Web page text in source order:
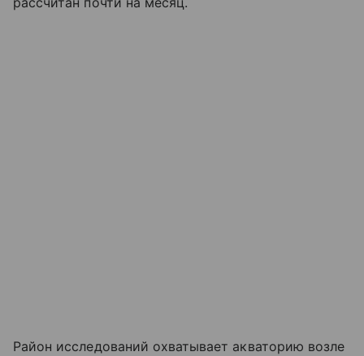
Район исследований охватывает акваторию возле